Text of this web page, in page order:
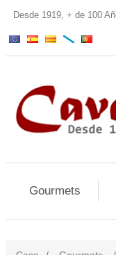
Desde 1919, + de
Gourmets